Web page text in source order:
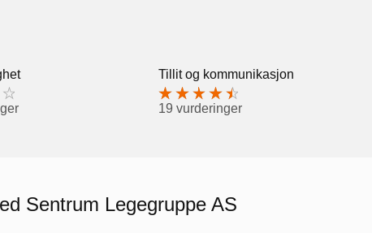
Tillit og kommunikasjon
19 vurderinger
Sentrum Legegruppe AS